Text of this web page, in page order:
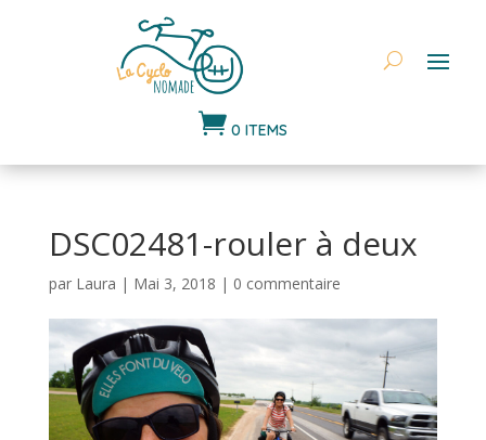
 0 ITEMS
DSC02481-rouler à deux
par Laura | Mai 3, 2018 | 0 commentaire